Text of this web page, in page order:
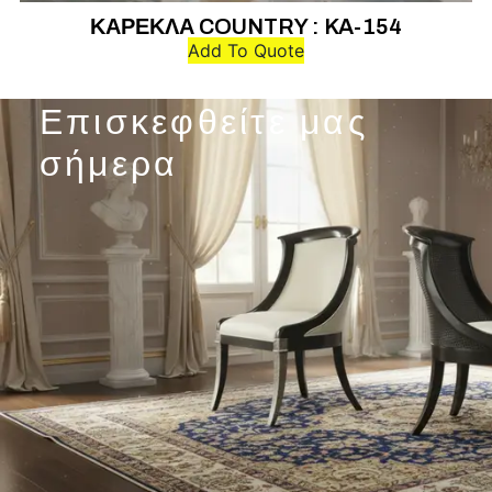
ΚΑΡΕΚΛΑ COUNTRY : KA-154
Add To Quote
Επισκεφθείτε μας
σήμερα